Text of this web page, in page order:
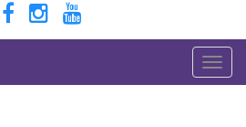
A
t